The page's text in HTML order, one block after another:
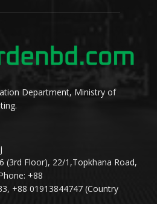
Department, Ministry of
(3rd Floor), 22/1,Topkhana Road,
+88
+88 01913844747 (Country